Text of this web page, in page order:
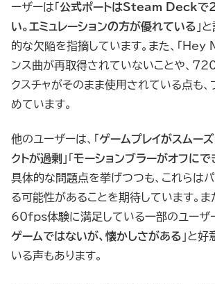
ーザーは「 公式ポートはSteam Deckで
い。エミュレーションの方が優れている 」
的な欠陥を指摘しています。また、「Hey
ンス曲が再取得されていないことや、
クスチャがそのまま使用されている点も
めています。
他のユーザーは、「 ゲームプレイがスムー
クトが過剰 」「 モーションブラーがオフにで
具体的な問題点を挙げつつも、これらは
る可能性があることを期待しています。
60fps体験に満足している一部のユーザー
ゲームではないが、懐かしさがある 」と
いる声もあります。